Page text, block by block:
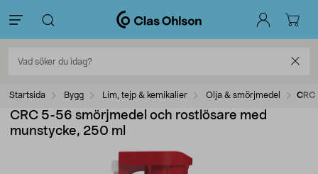
Startsida Bygg Lim, tejp & kemikalier Olja & smörjmedel
CRC 5-56 smörjmedel och rostlösare med
munstycke, 250 ml